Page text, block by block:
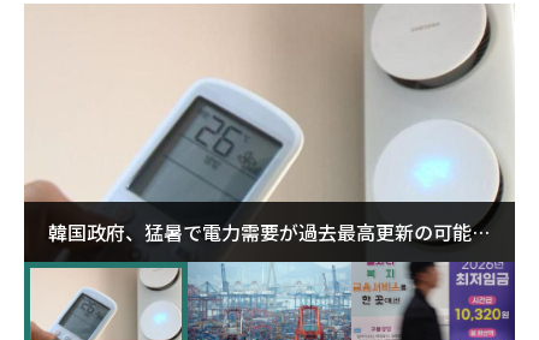
韓国政府、猛暑で電力需要が過去最高更新の可能性
に需給対応体制を点検